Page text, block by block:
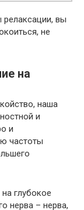
релаксации, вы
не
на
наша
и
и
частоты
глубокое
нерва – нерва,